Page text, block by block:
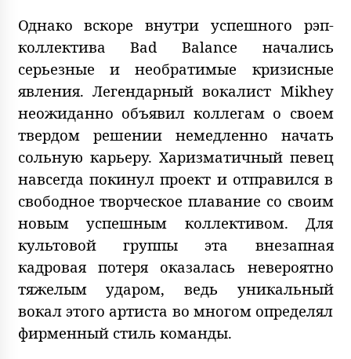
Однако вскоре внутри успешного рэп-
коллектива Bad Balance начались
серьезные и необратимые кризисные
явления. Легендарный вокалист Mikhey
неожиданно объявил коллегам о своем
твердом решении немедленно начать
сольную карьеру. Харизматичный певец
навсегда покинул проект и отправился в
свободное творческое плавание со своим
новым успешным коллективом. Для
культовой группы эта внезапная
кадровая потеря оказалась невероятно
тяжелым ударом, ведь уникальный
вокал этого артиста во многом определял
фирменный стиль команды.